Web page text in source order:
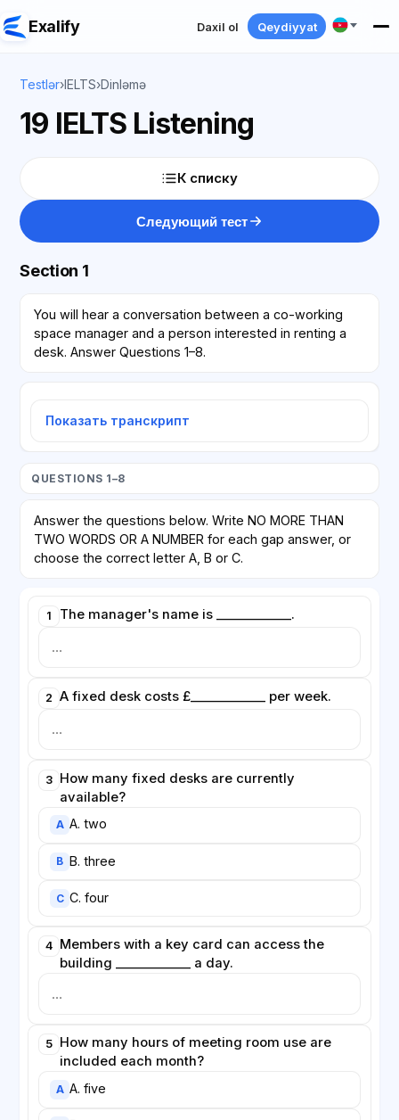
Exalify Daxil ol Qeydiyyat
Testlər›IELTS›Dinləmə
19 IELTS Listening
К списку
Следующий тест
Section 1
You will hear a conversation between a co-working
space manager and a person interested in renting a
desk. Answer Questions 1–8.
Показать транскрипт
QUESTIONS 1–8
Answer the questions below. Write NO MORE THAN
TWO WORDS OR A NUMBER for each gap answer, or
choose the correct letter A, B or C.
1 The manager's name is ____________.
2 A fixed desk costs £____________ per week.
3 How many fixed desks are currently
available?
A A. two
B B. three
C C. four
4
Members with a key card can access the
building ____________ a day.
5
How many hours of meeting room use are
included each month?
A A. five